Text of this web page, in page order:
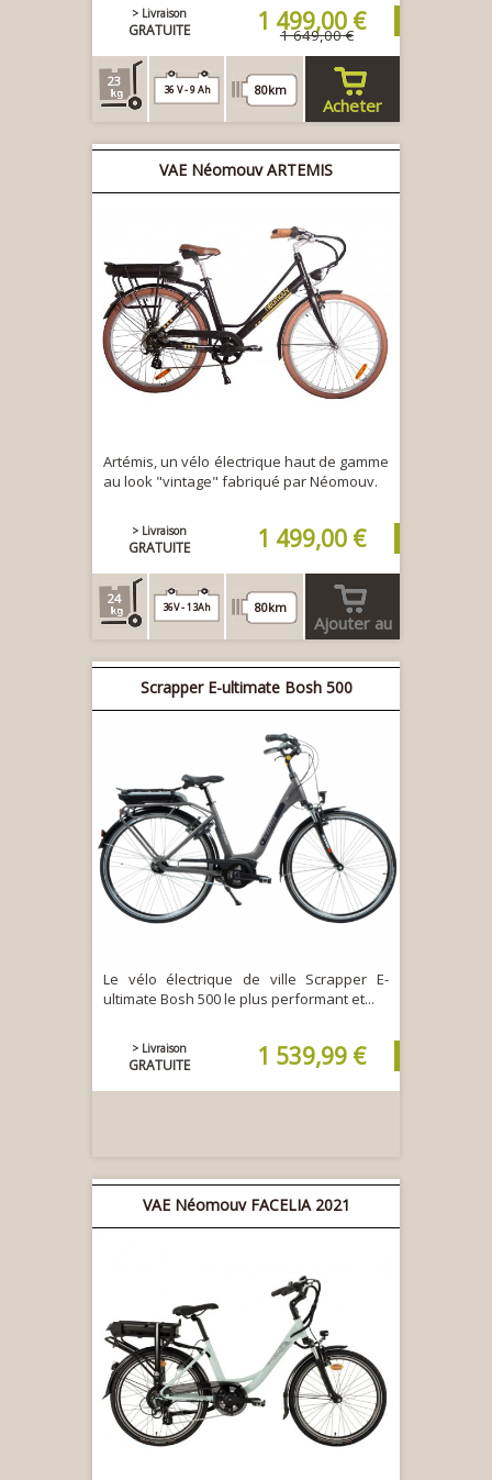
> Livraison
GRATUITE 1 499,00 €
1 649,00 €
23
36 V - 9 Ah 80km
Acheter
VAE Néomouv ARTEMIS
Artémis, un vélo électrique haut de gamme
au look "vintage" fabriqué par Néomouv.
> Livraison
GRATUITE 1 499,00 €
24
36V - 13Ah 80km
Ajouter au
panier
Scrapper E-ultimate Bosh 500
Le vélo électrique de ville Scrapper E-
ultimate Bosh 500 le plus performant et...
> Livraison
GRATUITE 1 539,99 €
VAE Néomouv FACELIA 2021